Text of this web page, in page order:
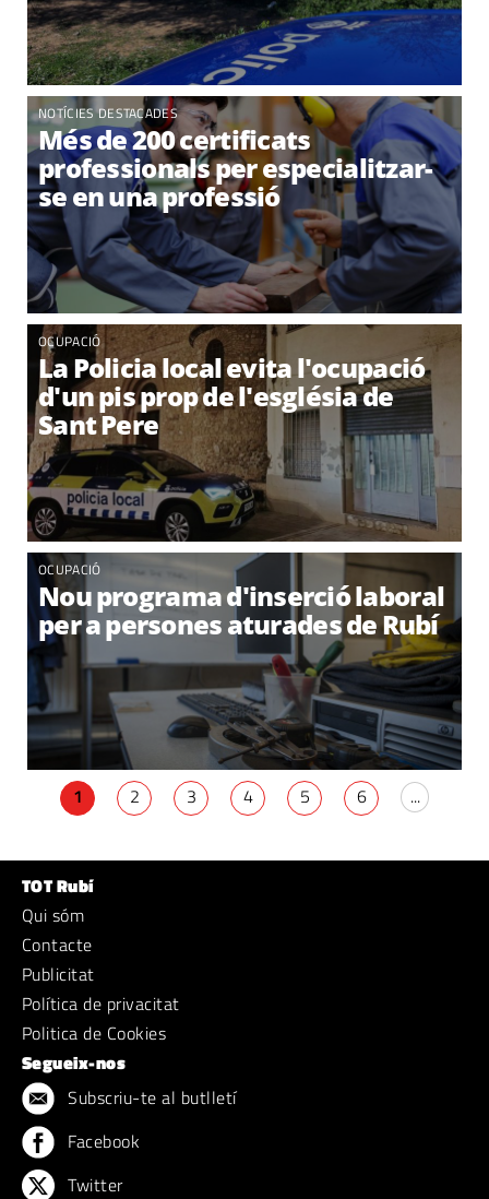
NOTÍCIES DESTACADES
Més de 200 certificats
professionals per especialitzar-
se en una professió
OCUPACIÓ
La Policia local evita l'ocupació
d'un pis prop de l'església de
Sant Pere
OCUPACIÓ
Nou programa d'inserció laboral
per a persones aturades de Rubí
1 2 3 4 5 6 ...
TOT Rubí
Qui sóm
Contacte
Publicitat
Política de privacitat
Politica de Cookies
Segueix-nos
Subscriu-te al butlletí
Facebook
Twitter